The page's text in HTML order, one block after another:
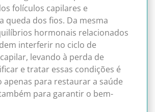
folículos capilares e
queda dos fios. Da mesma
hormonais relacionados
interferir no ciclo de
levando à perda de
e tratar essas condições é
apenas para restaurar a saúde
para garantir o bem-